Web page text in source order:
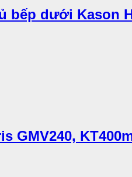
dưới Kason
GMV240,